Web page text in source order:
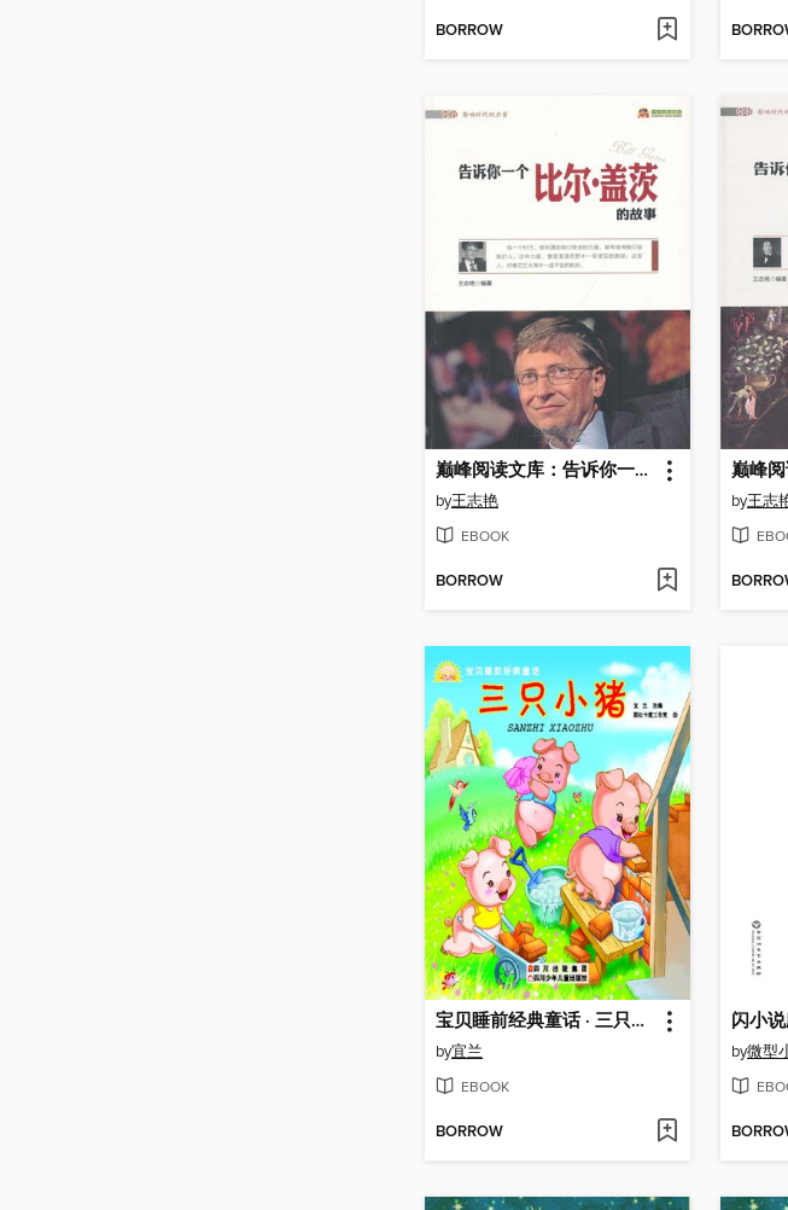
BORROW
巅峰阅读文库：告诉你一个比尔·盖茨的故事
by王志艳
EBOOK
BORROW
by王志
宝贝睡前经典童话 · 三只小猪
by宜兰
EBOOK
BORROW
闪小
by微型